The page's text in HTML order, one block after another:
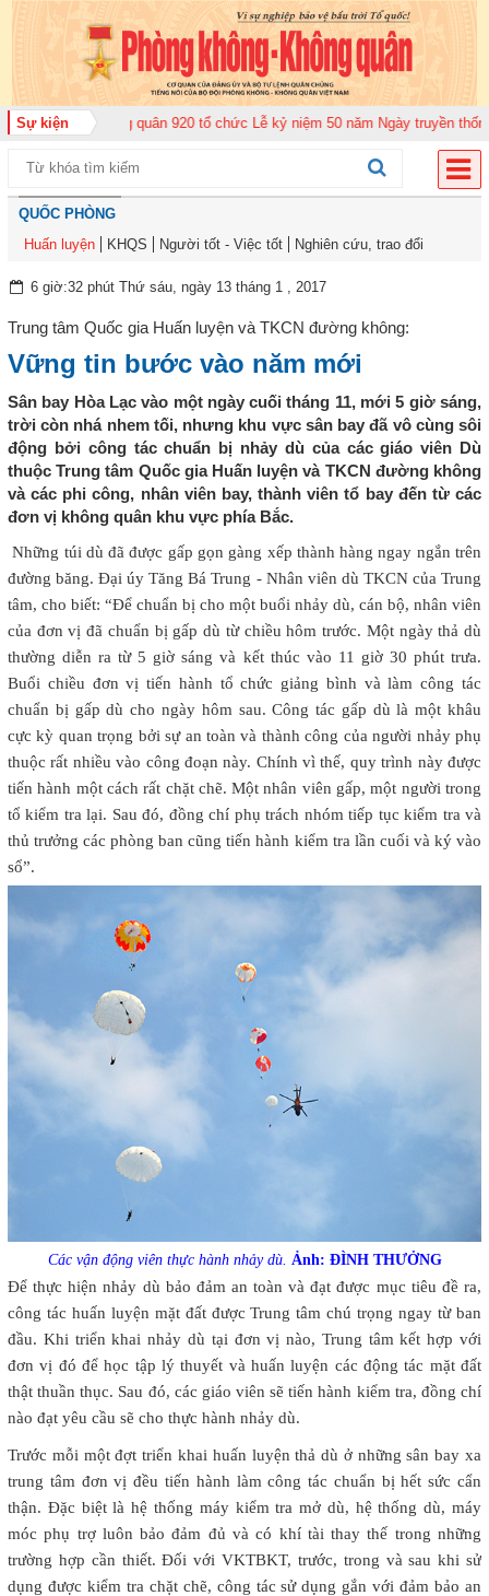
Sự kiện
đoàn Không quân 920 tổ chức Lễ kỷ niệm 50 năm Ngày truyền thống (12-
QUỐC PHÒNG
Huấn luyện
KHQS Người tốt - Việc tốt Nghiên cứu, trao đổi
6 giờ:32 phút Thứ sáu, ngày 13 tháng 1 , 2017
Trung tâm Quốc gia Huấn luyện và TKCN đường không:
Vững tin bước vào năm mới
Sân bay Hòa Lạc vào một ngày cuối tháng 11, mới 5 giờ sáng,
trời còn nhá nhem tối, nhưng khu vực sân bay đã vô cùng sôi
động bởi công tác chuẩn bị nhảy dù của các giáo viên Dù
thuộc Trung tâm Quốc gia Huấn luyện và TKCN đường không
và các phi công, nhân viên bay, thành viên tổ bay đến từ các
đơn vị không quân khu vực phía Bắc.
Những túi dù đã được gấp gọn gàng xếp thành hàng ngay ngắn trên
đường băng. Đại úy Tăng Bá Trung - Nhân viên dù TKCN của Trung
tâm, cho biết: “Để chuẩn bị cho một buổi nhảy dù, cán bộ, nhân viên
của đơn vị đã chuẩn bị gấp dù từ chiều hôm trước. Một ngày thả dù
thường diễn ra từ 5 giờ sáng và kết thúc vào 11 giờ 30 phút trưa.
Buổi chiều đơn vị tiến hành tổ chức giảng bình và làm công tác
chuẩn bị gấp dù cho ngày hôm sau. Công tác gấp dù là một khâu
cực kỳ quan trọng bởi sự an toàn và thành công của người nhảy phụ
thuộc rất nhiều vào công đoạn này. Chính vì thế, quy trình này được
tiến hành một cách rất chặt chẽ. Một nhân viên gấp, một người trong
tổ kiểm tra lại. Sau đó, đồng chí phụ trách nhóm tiếp tục kiểm tra và
thủ trưởng các phòng ban cũng tiến hành kiểm tra lần cuối và ký vào
sổ”.
Các vận động viên thực hành nhảy dù. Ảnh: ĐÌNH THƯỞNG
Để thực hiện nhảy dù bảo đảm an toàn và đạt được mục tiêu đề ra,
công tác huấn luyện mặt đất được Trung tâm chú trọng ngay từ ban
đầu. Khi triển khai nhảy dù tại đơn vị nào, Trung tâm kết hợp với
đơn vị đó để học tập lý thuyết và huấn luyện các động tác mặt đất
thật thuần thục. Sau đó, các giáo viên sẽ tiến hành kiểm tra, đồng chí
nào đạt yêu cầu sẽ cho thực hành nhảy dù.
Trước mỗi một đợt triển khai huấn luyện thả dù ở những sân bay xa
trung tâm đơn vị đều tiến hành làm công tác chuẩn bị hết sức cẩn
thận. Đặc biệt là hệ thống máy kiểm tra mở dù, hệ thống dù, máy
móc phụ trợ luôn bảo đảm đủ và có khí tài thay thế trong những
trường hợp cần thiết. Đối với VKTBKT, trước, trong và sau khi sử
dụng được kiểm tra chặt chẽ, công tác sử dụng gắn với đảm bảo an